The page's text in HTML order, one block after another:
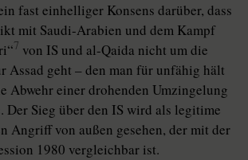
fast einhelliger Konsens darüber, dass
mit Saudi-Arabien und dem Kampf
7 von IS und al-Qaida nicht um die
Assad geht – den man für unfähig hält
Abwehr einer drohenden Umzingelung
Der Sieg über den IS wird als legitime
Angriff von außen gesehen, der mit der
1980 vergleichbar ist.